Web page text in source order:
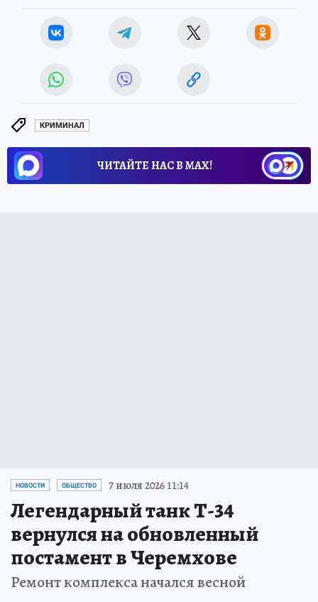
КРИМИНАЛ
ЧИТАЙТЕ НАС В МАХ!
НОВОСТИ ОБЩЕСТВО 7 июля 2026 11:14
Легендарный танк Т-34
вернулся на обновленный
постамент в Черемхове
Ремонт комплекса начался весной